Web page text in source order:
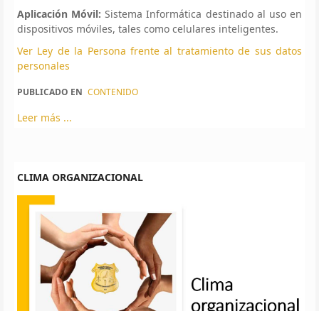
Aplicación Móvil: Sistema Informática destinado al uso en
dispositivos móviles, tales como celulares inteligentes.
Ver Ley de la Persona frente al tratamiento de sus datos
personales
PUBLICADO EN CONTENIDO
Leer más ...
CLIMA ORGANIZACIONAL